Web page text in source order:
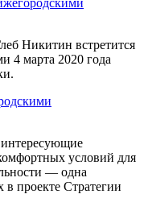
Никитин встретится
4 марта 2020 года
интересующие
условий для
— одна
в проекте Стратегии